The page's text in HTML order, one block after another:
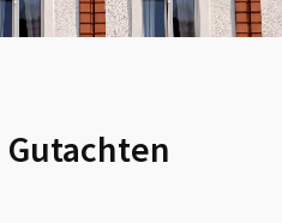
Gutachten